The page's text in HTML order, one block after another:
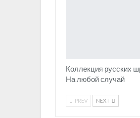
Коллекция русских
На любой случай
PREV NEXT